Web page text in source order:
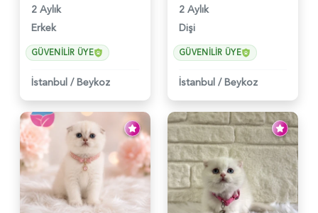
2 Aylık
Erkek
GÜVENILIR ÜYE
İstanbul / Beykoz
2 Aylık
Dişi
GÜVENILIR ÜYE
İstanbul / Beykoz